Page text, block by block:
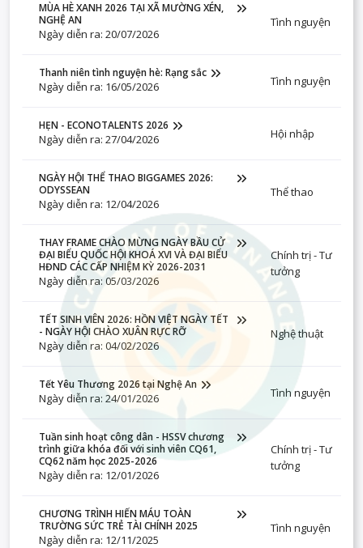
MÙA HÈ XANH 2026 TẠI XÃ MƯỜNG XÉN,
NGHỆ AN
Ngày diễn ra: 20/07/2026
Tình nguyện
Thanh niên tình nguyện hè: Rạng sắc
Ngày diễn ra: 16/05/2026 Tình nguyện
HẸN - ECONOTALENTS 2026
Ngày diễn ra: 27/04/2026 Hội nhập
NGÀY HỘI THỂ THAO BIGGAMES 2026:
ODYSSEAN
Ngày diễn ra: 12/04/2026
Thể thao
THAY FRAME CHÀO MỪNG NGÀY BẦU CỬ
ĐẠI BIỂU QUỐC HỘI KHOÁ XVI VÀ ĐẠI BIỂU
HĐND CÁC CẤP NHIỆM KỲ 2026-2031
Ngày diễn ra: 05/03/2026
Chính trị - Tư
tưởng
TẾT SINH VIÊN 2026: HỒN VIỆT NGÀY TẾT
- NGÀY HỘI CHÀO XUÂN RỰC RỠ
Ngày diễn ra: 04/02/2026
Nghệ thuật
Tết Yêu Thương 2026 tại Nghệ An
Ngày diễn ra: 24/01/2026 Tình nguyện
Tuần sinh hoạt công dân - HSSV chương
trình giữa khóa đối với sinh viên CQ61,
CQ62 năm học 2025-2026
Ngày diễn ra: 12/01/2026
Chính trị - Tư
tưởng
CHƯƠNG TRÌNH HIẾN MÁU TOÀN
TRƯỜNG SỨC TRẺ TÀI CHÍNH 2025
Ngày diễn ra: 12/11/2025
Tình nguyện